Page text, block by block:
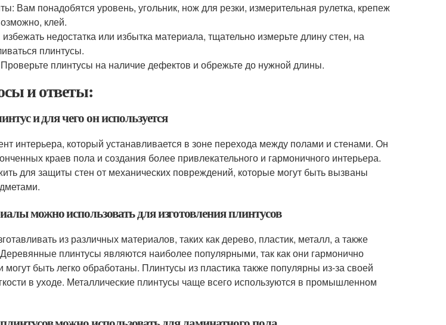
Вам понадобятся уровень, угольник, нож для резки, измерительная рулетка, крепеж
клей.
недостатка или избытка материала, тщательно измерьте длину стен, на
плинтусы.
плинтусы на наличие дефектов и обрежьте до нужной длины.
и ответы:
и для чего он используется
интерьера, который устанавливается в зоне перехода между полами и стенами. Он
краев пола и создания более привлекательного и гармоничного интерьера.
для защиты стен от механических повреждений, которые могут быть вызваны
можно использовать для изготовления плинтусов
из различных материалов, таких как дерево, пластик, металл, а также
плинтусы являются наиболее популярными, так как они гармонично
быть легко обработаны. Плинтусы из пластика также популярны из-за своей
в уходе. Металлические плинтусы чаще всего используются в промышленном